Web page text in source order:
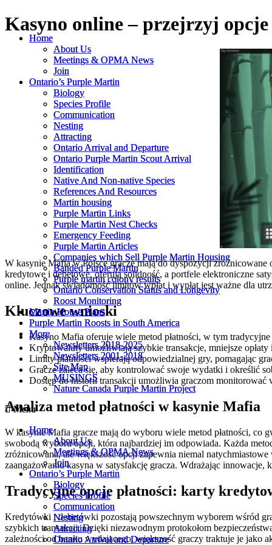
Home
About Us
Meetings & OPMA News
Join
Ontario’s Purple Martin
Biology
Species Profile
Communication
Nesting
Attracting
Ontario Arrival and Departure
Ontario Purple Martin Scout Arrival
Identification
Native And Non-native Species
References And Resources
Martin housing
Purple Martin Links
Purple Martin Nest Checks
Emergency Feeding
Purple Martin Articles
Companies which Sell Purple Martin Housing
Banded Purple Martin
Purple martin colony results
Ontario Conservation Status and Longevity
Roost Monitoring
Martin House Plans
Purple Martin Roosts in South America
More
Newsletters 2018-2025
Newsletters 2001-2018
Site Map
MUSINGS
Nature Canada Purple Martin Project
Menu
Home
About Us
Meetings & OPMA News
Join
Ontario’s Purple Martin
Biology
Species Profile
Communication
Nesting
Attracting
Ontario Arrival and Departure
Home
About Us
Meetings & OPMA News
Join
Ontario’s Purple Martin
Biology
Species Profile
Communication
Nesting
Attracting
Ontario Arrival and Departure
Ontario Purple Martin Scout Arrival
Identification
Native And Non-native Species
References And Resources
Martin housing
Purple Martin Links
Purple Martin Nest Checks
Emergency Feeding
Purple Martin Articles
Companies which Sell Purple Martin Housing
Banded Purple Martin
Purple martin colony results
Ontario Conservation Status and Longevity
Roost Monitoring
Martin House Plans
Purple Martin Roosts in South America
More
Newsletters 2018-2025
Newsletters 2001-2018
Site Map
MUSINGS
Nature Canada Purple Martin Project
Menu
Home
About Us
Meetings & OPMA News
Join
Ontario’s Purple Martin
Biology
Species Profile
Communication
Nesting
Attracting
Ontario Arrival and Departure
Kasyno online – przejrzyj
W kasynie Mafia w Polsce gracze mają do dyspozycji
kredytowe i debetowe, oferują solidność, a portfele elektroniczne
online. Jednak świadomość limitów wpłat i wypłat jest ważne dla
Kluczowe wnioski
Kasyno Mafia oferuje wiele metod płatności, w tym
Kryptowaluty umożliwiają szybkie transakcje, mniejsze
Limity płatności wspierają odpowiedzialnej gry, pomagając
Gracze zaleca się, aby kontrolować swoje wydatki i określić
Dostęp do historii transakcji umożliwia graczom
Analiza metod płatności w kasynie Mafia
W kasynie Mafia gracze mają do wyboru wiele metod płatności,
swobodą wyboru opcji, która najbardziej im odpowiada. Każda
zróżnicowana, ale większość opcji zapewnia niemal
zaangażowaniu kasyna w satysfakcję gracza. Wdrażając
Tradycyjne opcje płatności: karty
Kredytówki i debetówki pozostają powszechnym wyborem wśród
szybkich transakcji. Dzięki niezawodnym protokołom
zależności od banku wydającego, większość graczy traktuje je jako